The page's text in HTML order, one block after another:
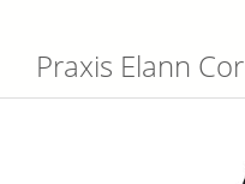
Praxis Elann Cor